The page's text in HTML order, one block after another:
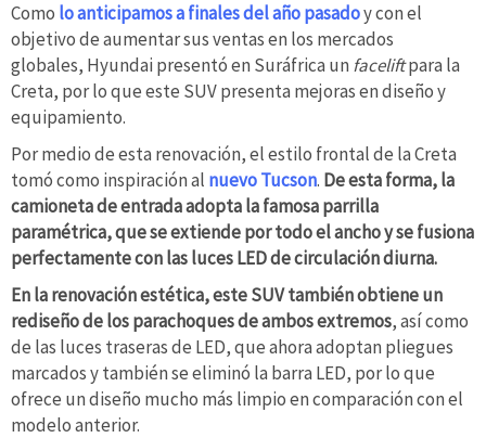
Como lo anticipamos a finales del año pasadoy con el
objetivo de aumentar sus ventas en los mercados
globales, Hyundai presentó en Suráfrica un faceliftpara la
Creta, por lo que este SUV presenta mejoras en diseño y
equipamiento.
Por medio de esta renovación, el estilo frontal de la Creta
tomó como inspiración al nuevo Tucson. De esta forma, la
camioneta de entrada adopta la famosa parrilla
paramétrica,que se extiende por todo el ancho y se fusiona
perfectamente con las luces LED de circulación diurna.
En la renovación estética, este SUV también obtiene un
rediseño de los parachoques de ambos extremos, así como
de las luces traseras de LED, que ahora adoptan pliegues
marcados y también se eliminó la barra LED, por lo que
ofrece un diseño mucho más limpio en comparación con el
modelo anterior.